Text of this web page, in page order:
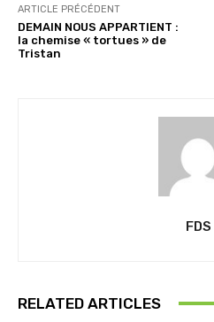
ARTICLE PRÉCÉDENT
DEMAIN NOUS APPARTIENT :
la chemise « tortues » de
Tristan
FDS
RELATED ARTICLES